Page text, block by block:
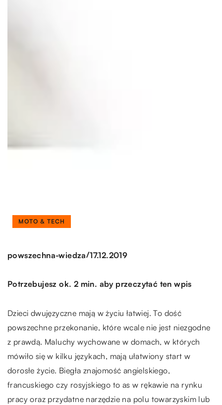
MOTO & TECH
powszechna-wiedza/17.12.2019
Potrzebujesz ok. 2 min. aby przeczytać ten wpis
Dzieci dwujęzyczne mają w życiu łatwiej. To dość
powszechne przekonanie, które wcale nie jest niezgodne
z prawdą. Maluchy wychowane w domach, w których
mówiło się w kilku językach, mają ułatwiony start w
dorosłe życie. Biegła znajomość angielskiego,
francuskiego czy rosyjskiego to as w rękawie na rynku
pracy oraz przydatne narzędzie na polu towarzyskim lub